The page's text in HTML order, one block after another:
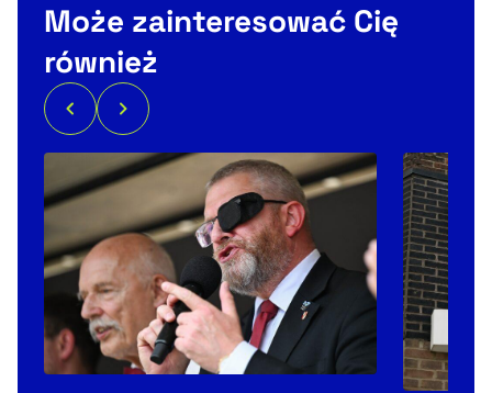
Może zainteresować Cię
również